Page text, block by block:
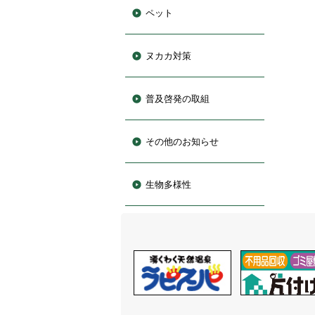
ペット
ヌカカ対策
普及啓発の取組
その他のお知らせ
生物多様性